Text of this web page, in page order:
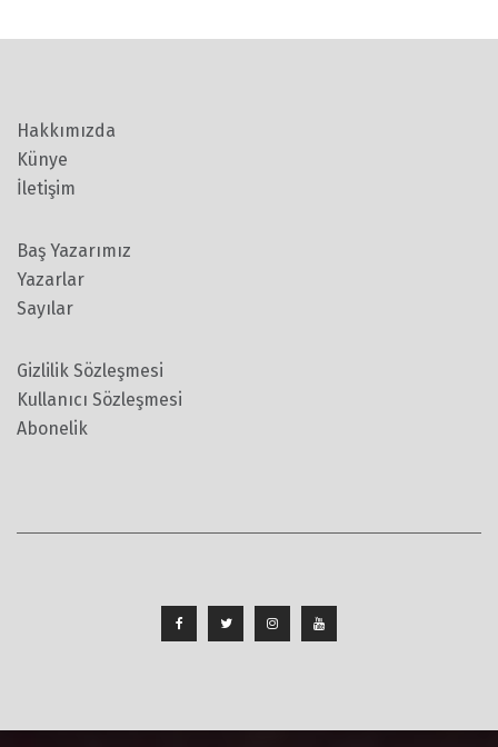
Hakkımızda
Künye
İletişim
Baş Yazarımız
Yazarlar
Sayılar
Gizlilik Sözleşmesi
Kullanıcı Sözleşmesi
Abonelik